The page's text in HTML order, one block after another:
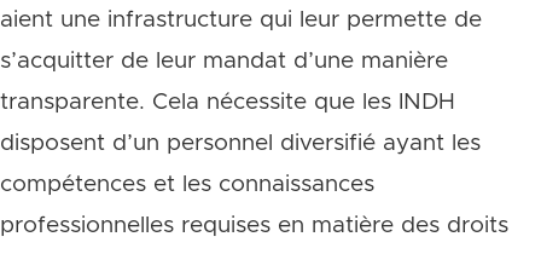
aient une infrastructure qui leur permette de
s’acquitter de leur mandat d’une manière
transparente. Cela nécessite que les INDH
disposent d’un personnel diversifié ayant les
compétences et les connaissances
professionnelles requises en matière des droits